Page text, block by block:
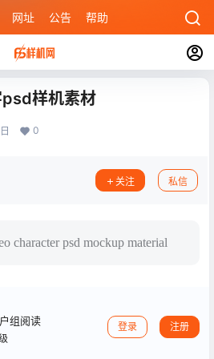
网址 公告 帮助
样机素材
0
关注 私信
character psd mockup material
组阅读 登录 注册